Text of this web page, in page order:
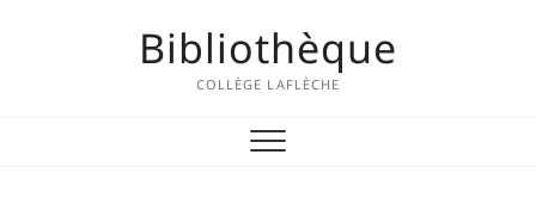
Bibliothèque
COLLÈGE LAFLÈCHE